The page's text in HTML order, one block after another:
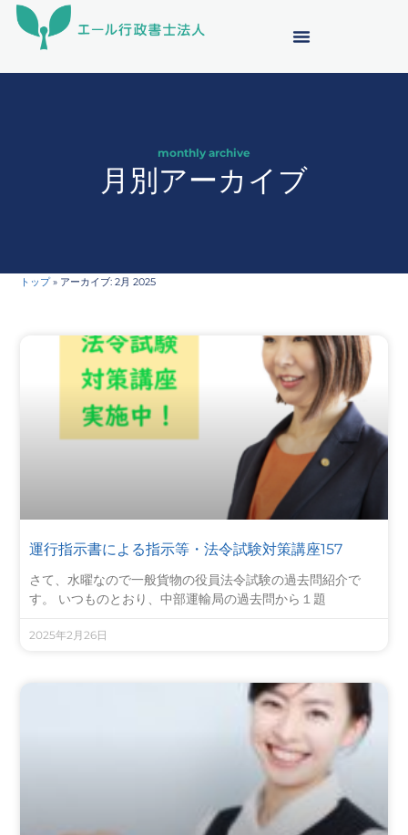
monthly archive
月別アーカイブ
トップ» アーカイブ: 2月 2025
運行指示書による指示等・法令試験対策講座157
さて、水曜なので一般貨物の役員法令試験の過去問紹介で
す。 いつものとおり、中部運輸局の過去問から１題
2025年2月26日